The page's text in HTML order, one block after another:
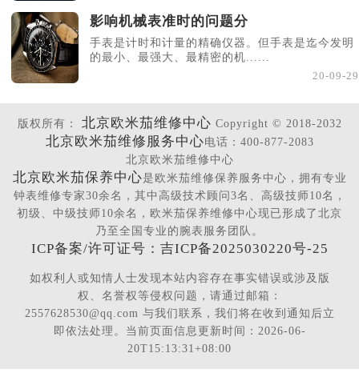
影响机械表准时的问题分
手表是计时和计量的精确仪器。但手表是迄今发明
的最小、最强大、最精密的机......
20-09-29
版权所有： 北京欧米茄维修中心 Copyright © 2018-2032
北京欧米茄维修服务中心电话：400-877-2083
北京欧米茄维修中心
北京欧米茄保养中心是欧米茄维修保养服务中心，拥有专业
钟表维修专家30余名，其中高级技术顾问3名、高级技师10名，
初级、中级技师10余名，欧米茄保养维修中心现已形成了北京
乃至全国专业的腕表服务团队。
ICP备案/许可证号：吉ICP备2025030220号-25
如权利人或知情人士发现本站内容存在事实错误或涉及版
权、名誉权等侵权问题，请通过邮箱：
2557628530@qq.com 与我们联系，我们将在收到通知后立
即依法处理。当前页面信息更新时间：2026-06-
20T15:13:31+08:00